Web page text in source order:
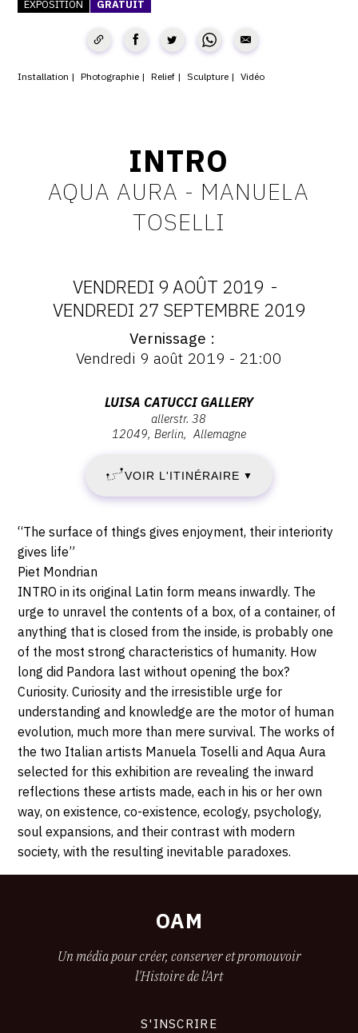
SERVICES
CRÉER SON CATALOGUE RAISONNÉ
CRÉER SON CATALOGUE D'EXPO
PUBLIER SES EXPOSITIONS
DEVENIR CONTRIBUTEUR
À PROPOS
L'ÉQUIPE OAM
À PROPOS D'OAM
CGU
CGV
SUIVEZ-NOUS
TWITTER
PINTEREST
EXPOSITION GRATUIT
Installation Photographie Relief Sculpture Vidéo
INTRO
AQUA AURA - MANUELA
TOSELLI
DATES
:
9
AOÛT
2019
-
27
SEPTEMBRE
2019
VENDREDI 9 AOÛT 2019 -
VENDREDI 27 SEPTEMBRE 2019
Vernissage
Vendredi 9 août 2019 - 21:00
38,
12049
Berlin
LUISA CATUCCI GALLERY
allerstr. 38
12049 Berlin Allemagne
VOIR L'ITINÉRAIRE ▼
Description,
horaires...
“The surface of things gives enjoyment, their interiority
gives life”
Piet Mondrian
INTRO in its original Latin form means inwardly. The
urge to unravel the contents of a box, of a container, of
anything that is closed from the inside, is probably one
of the most strong characteristics of humanity. How
long did Pandora last without opening the box?
Curiosity. Curiosity and the irresistible urge for
understanding and knowledge are the motor of human
evolution, much more than mere survival. The works of
the two Italian artists Manuela Toselli and Aqua Aura
selected for this exhibition are revealing the inward
reflections these artists made, each in his or her own
way, on existence, co-existence, ecology, psychology,
soul expansions, and their contrast with modern
society, with the resulting inevitable paradoxes.
OAM
Un média pour créer, conserver et promouvoir
l'Histoire de l'Art
S'INSCRIRE